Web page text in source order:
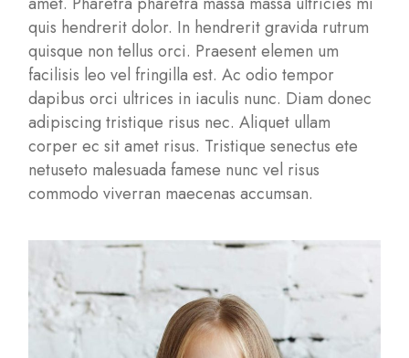
quis hendrerit dolor. In hendrerit gravida rutrum
quisque non tellus orci. Praesent elemen um
facilisis leo vel fringilla est. Ac odio tempor
dapibus orci ultrices in iaculis nunc. Diam donec
adipiscing tristique risus nec. Aliquet ullam
corper ec sit amet risus. Tristique senectus ete
netuseto malesuada famese nunc vel risus
commodo viverran maecenas accumsan.